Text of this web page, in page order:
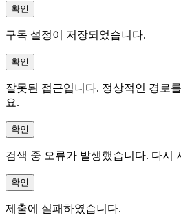
확인
구독 설정이 저장되었습니다.
확인
잘못된 접근입니다. 정상적인 경로
요.
확인
검색 중 오류가 발생했습니다. 다시
확인
제출에 실패하였습니다.